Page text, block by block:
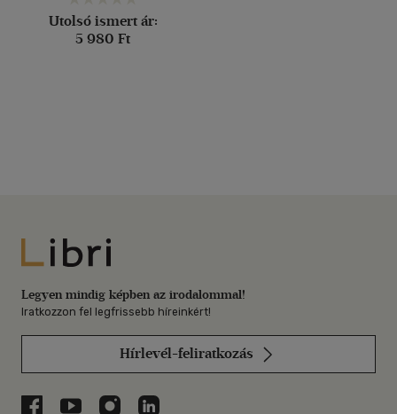
Utolsó ismert ár:
5 980 Ft
Libri
Legyen mindig képben az irodalommal!
Iratkozzon fel legfrissebb híreinkért!
Hírlevél-feliratkozás
Libri a Facebookon
Libri a Youtube-on
Libri az Instagramon
Libri a LinkedInen